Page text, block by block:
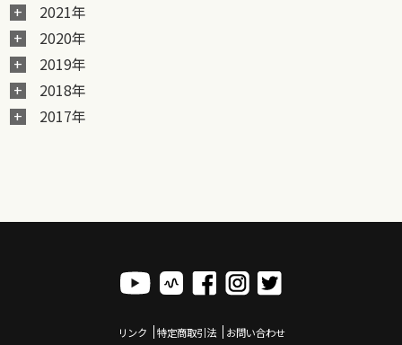
2021年
2020年
2019年
2018年
2017年
リンク 特定商取引法 お問い合わせ